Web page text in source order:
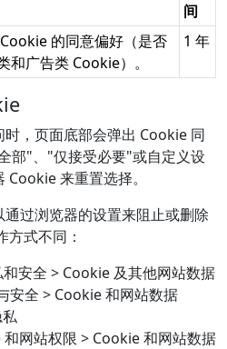
间
的同意偏好（是否
和广告类 Cookie）。
1 年
时，页面底部会弹出 Cookie 同
部"、"仅接受必要"或自定义设
来重置选择。
通过浏览器的设置来阻止或删除
式不同：
安全 > Cookie 及其他网站数据
安全 > Cookie 和网站数据
网站权限 > Cookie 和网站数据